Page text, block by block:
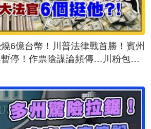
6億台幣！川普法律戰首勝！賓州
停！作票陰謀論頻傳…川粉包圍